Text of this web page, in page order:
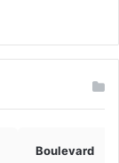
Boulevard